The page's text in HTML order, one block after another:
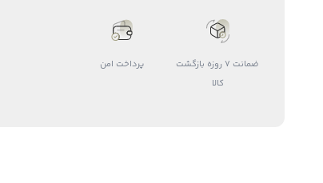
ضمانت 7 روزه بازگشت
کالا
پرداخت امن